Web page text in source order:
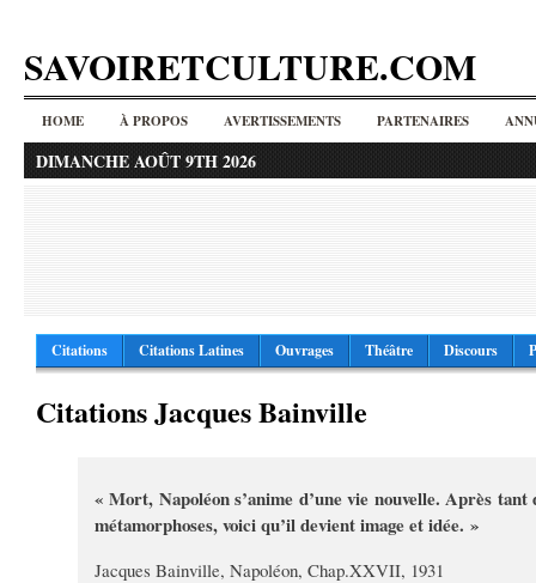
SAVOIRETCULTURE.COM
HOME À PROPOS AVERTISSEMENTS PARTENAIRES
DIMANCHE AOÛT 9TH 2026
Citations Citations Latines Ouvrages Théâtre Discours
Citations Jacques Bainville
« Mort, Napoléon s’anime d’une vie nouvelle. Après tant
métamorphoses, voici qu’il devient image et idée. »
Jacques Bainville, Napoléon, Chap.XXVII, 1931